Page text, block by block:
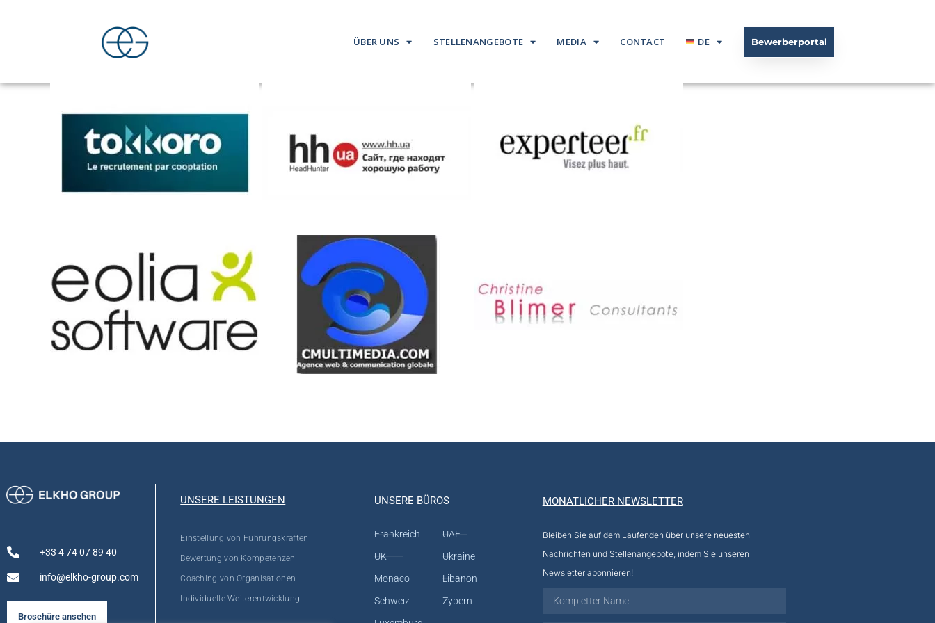
ÜBER UNS STELLENANGEBOTE MEDIA CONTACT DE Bewerberportal
+33 4 74 07 89 40
info@elkho-group.com
Broschüre ansehen
UNSERE LEISTUNGEN
Einstellung von Führungskräften
Bewertung von Kompetenzen
Coaching von Organisationen
Individuelle Weiterentwicklung
UNSERE BÜROS
Frankreich
UK
Monaco
Schweiz
UAE
Ukraine
Libanon
Zypern
MONATLICHER NEWSLETTER
Bleiben Sie auf dem Laufenden über unsere neuesten
Nachrichten und Stellenangebote, indem Sie unseren
Newsletter abonnieren!